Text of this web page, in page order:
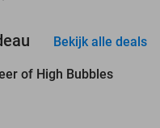
Bekijk alle deals
41%
favorite_border
of High Bubbles